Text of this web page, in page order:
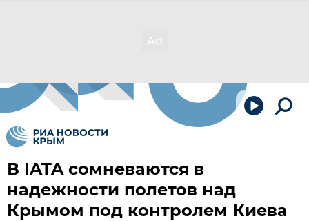
В IATA сомневаются в
надежности полетов над
Крымом под контролем Киева